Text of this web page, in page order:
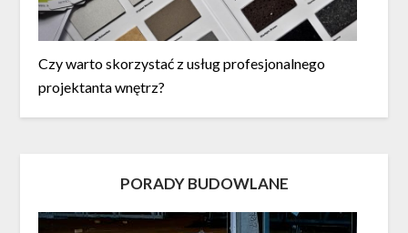
Czy warto skorzystać z usług profesjonalnego
projektanta wnętrz?
PORADY BUDOWLANE